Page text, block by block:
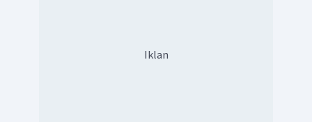
Iklan